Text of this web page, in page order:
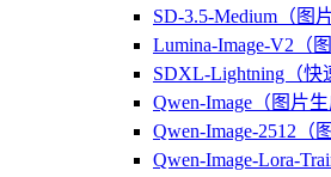
SD-3.5-Medium（图
Lumina-Image-V2（
SDXL-Lightning（快
Qwen-Image（图片生
Qwen-Image-2512（
Qwen-Image-Lora-